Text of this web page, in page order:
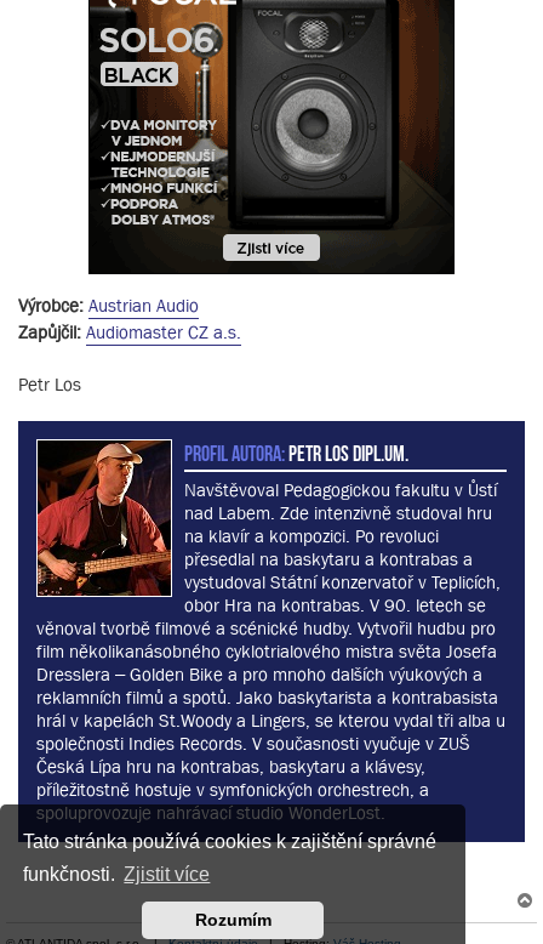
Tato stránka používá cookies k zajištění správné
funkčnosti. Zjistit více
Rozumím
Výrobce: Austrian Audio
Zapůjčil: Audiomaster CZ a.s.
Petr Los
PROFIL AUTORA:Petr Los dipl.um.
Navštěvoval Pedagogickou fakultu v Ůstí
nad Labem. Zde intenzivně studoval hru
na klavír a kompozici. Po revoluci
přesedlal na baskytaru a kontrabas a
vystudoval Státní konzervatoř v Teplicích,
obor Hra na kontrabas. V 90. letech se
věnoval tvorbě filmové a scénické hudby. Vytvořil hudbu pro
film několikanásobného cyklotrialového mistra světa Josefa
Dresslera – Golden Bike a pro mnoho dalších výukových a
reklamních filmů a spotů. Jako baskytarista a kontrabasista
hrál v kapelách St.Woody a Lingers, se kterou vydal tři alba u
společnosti Indies Records. V současnosti vyučuje v ZUŠ
Česká Lípa hru na kontrabas, baskytaru a klávesy,
příležitostně hostuje v symfonických orchestrech, a
spoluprovozuje nahrávací studio WonderLost.